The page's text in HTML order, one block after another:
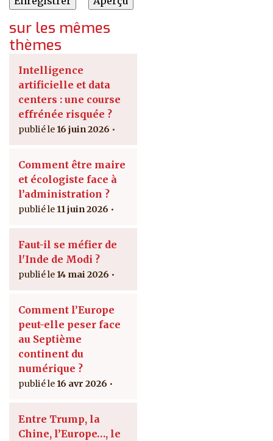
sur les mêmes
thèmes
Intelligence
artificielle et data
centers : une course
effrénée risquée ?
16 juin 2026
Comment être maire
et écologiste face à
l’administration ?
11 juin 2026
Faut-il se méfier de
l'Inde de Modi ?
14 mai 2026
Comment l’Europe
peut-elle peser face
au Septième
continent du
numérique ?
16 avr 2026
Entre Trump, la
Chine, l’Europe…, le